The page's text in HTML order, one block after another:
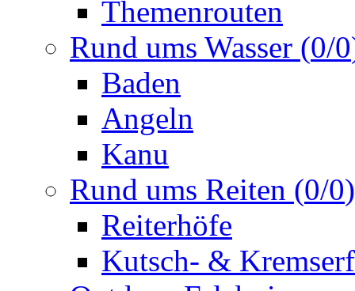
Themenrouten
Rund ums Wasser (0/0
Baden
Angeln
Kanu
Rund ums Reiten (0/0)
Reiterhöfe
Kutsch- &